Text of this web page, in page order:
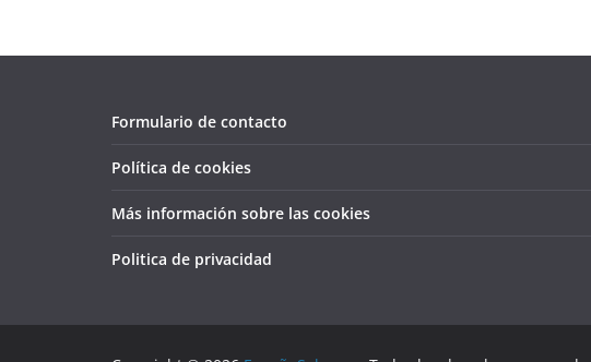
Formulario de contacto
Política de cookies
Más información sobre las cookies
Politica de privacidad